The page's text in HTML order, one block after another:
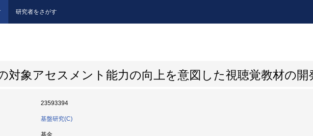
研究者をさがす
対象アセスメント能力の向上を意図した視聴覚教材の開
23593394
基盤研究(C)
基金